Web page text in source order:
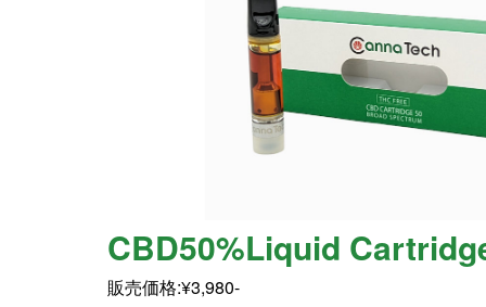
CBD50%Liquid
販売価格:¥3,980-